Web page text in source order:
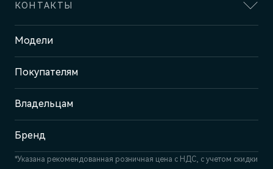
КОНТАКТЫ
Адрес
Санкт-Петербург, Выборгское
шоссе, д. 23 к. 1
Отдел продаж и сервиса
+7 (812) 220-43-74
Модели
Покупателям
Владельцам
Бренд
*Указана рекомендованная розничная цена c НДС, с учетом скидки